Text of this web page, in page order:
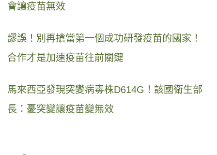
會讓疫苗無效
謬誤！別再搶當第一個成功研發疫苗的國家！
合作才是加速疫苗往前關鍵
馬來西亞發現突變病毒株D614G！該國衛生部
長：憂突變讓疫苗變無效